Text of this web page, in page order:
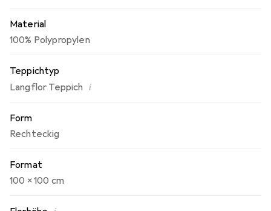
Material
100% Polypropylen
Teppichtyp
Langflor Teppich i
Form
Rechteckig
Format
100 x 100 cm